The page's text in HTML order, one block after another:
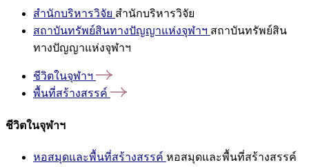
สำนักบริหารวิจัย สำนักบริหารวิจัย
สถาบันทรัพย์สินทางปัญญาแห่งจุฬาฯ สถาบันทรัพย์สิน
ทางปัญญาแห่งจุฬาฯ
ชีวิตในจุฬาฯ
พื้นที่สร้างสรรค์
ชีวิตในจุฬาฯ
หอสมุดและพื้นที่สร้างสรรค์ หอสมุดและพื้นที่สร้างสรรค์